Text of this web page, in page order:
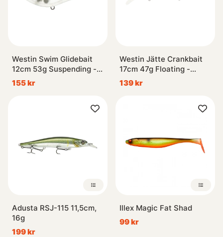
Westin Swim Glidebait
12cm 53g Suspending -
Blank
155 kr
Westin Jätte Crankbait
17cm 47g Floating -
Blank
139 kr
Adusta RSJ-115 11,5cm,
16g
199 kr
Illex Magic Fat Shad
99 kr